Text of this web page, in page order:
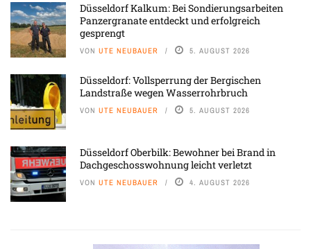
Düsseldorf Kalkum: Bei Sondierungsarbeiten
Panzergranate entdeckt und erfolgreich
gesprengt
VON UTE NEUBAUER 5. AUGUST 2026
Düsseldorf: Vollsperrung der Bergischen
Landstraße wegen Wasserrohrbruch
VON UTE NEUBAUER 5. AUGUST 2026
Düsseldorf Oberbilk: Bewohner bei Brand in
Dachgeschosswohnung leicht verletzt
VON UTE NEUBAUER 4. AUGUST 2026